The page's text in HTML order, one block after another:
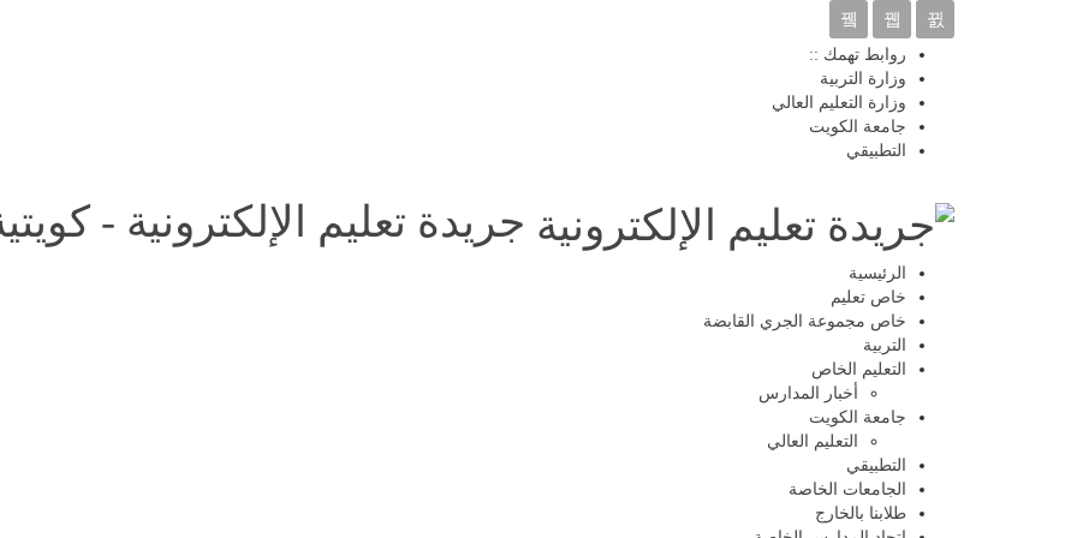
روابط تهمك ::
وزارة التربية
وزارة التعليم العالي
جامعة الكويت
التطبيقي
جريدة تعليم الإلكترونية -
الرئيسية
خاص تعليم
خاص مجموعة الجري القابضة
التربية
التعليم الخاص
أخبار المدارس
جامعة الكويت
التعليم العالي
التطبيقي
الجامعات الخاصة
طلابنا بالخارج